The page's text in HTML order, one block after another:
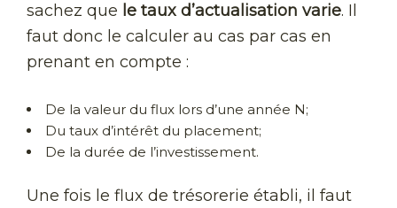
sachez que le taux d’actualisation varie. Il
faut donc le calculer au cas par cas en
prenant en compte :
De la valeur du flux lors d’une année N;
Du taux d’intérêt du placement;
De la durée de l’investissement.
Une fois le flux de trésorerie établi, il faut